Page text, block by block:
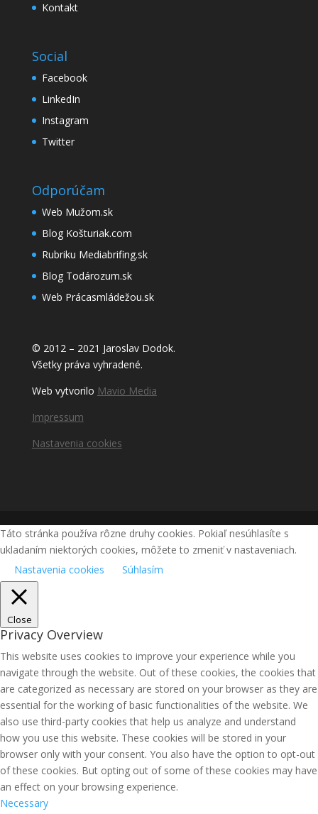
Kontakt
Social
Facebook
LinkedIn
Instagram
Twitter
Odporúčam
Web Mužom.sk
Blog Košturiak.com
Rubriku Mediabrifing.sk
Blog Todározum.sk
Web Prácasmládežou.sk
© 2012 – 2021 Jaroslav Dodok.
Všetky práva vyhradené.
Web vytvorilo Mavio Media
Impressum
Nastavenia cookies
Táto stránka používa rôzne druhy cookies. Pokiaľ nesúhlasíte s
ukladaním niektorých cookies, môžete to zmeniť v nastaveniach.
Nastavenia cookies
Súhlasím
Close
Privacy Overview
This website uses cookies to improve your experience while you
navigate through the website. Out of these cookies, the cookies that
are categorized as necessary are stored on your browser as they are
essential for the working of basic functionalities of the website. We
also use third-party cookies that help us analyze and understand
how you use this website. These cookies will be stored in your
browser only with your consent. You also have the option to opt-out
of these cookies. But opting out of some of these cookies may have
an effect on your browsing experience.
Necessary